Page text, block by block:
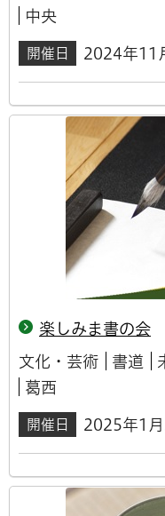
中央
開催日 2024年11
楽しみま書の会
文化・芸術 書道
葛西
開催日 2025年1